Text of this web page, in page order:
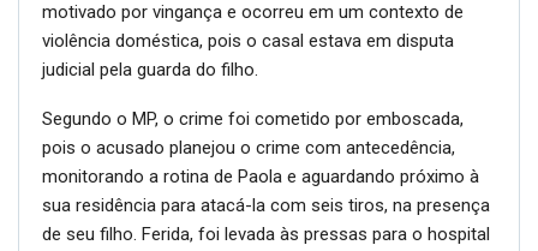
motivado por vingança e ocorreu em um contexto de
violência doméstica, pois o casal estava em disputa
judicial pela guarda do filho.
Segundo o MP, o crime foi cometido por emboscada,
pois o acusado planejou o crime com antecedência,
monitorando a rotina de Paola e aguardando próximo à
sua residência para atacá-la com seis tiros, na presença
de seu filho. Ferida, foi levada às pressas para o hospital